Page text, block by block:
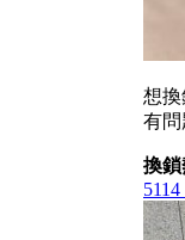
想換
有問
換
5114